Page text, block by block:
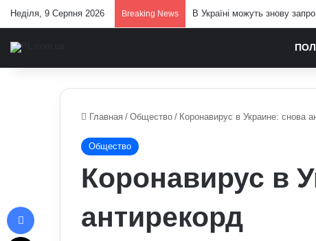
Неділя, 9 Серпня 2026 Breaking News В Україні можуть знову
Главная / Общество / Коронавирус в Украине: снова
Общество
Коронавирус в
антирекорд